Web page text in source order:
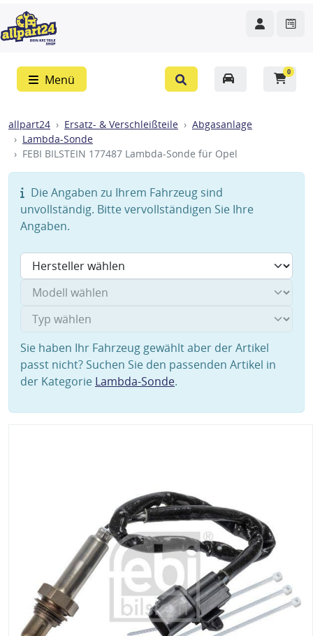
Menü
0
allpart24 Ersatz- & Verschleißteile
Abgasanlage
Lambda-Sonde
FEBI BILSTEIN 177487 Lambda-Sonde für Opel
Die Angaben zu Ihrem Fahrzeug sind
unvollständig. Bitte vervollständigen Sie Ihre
Angaben.
Sie haben Ihr Fahrzeug gewählt aber der Artikel
passt nicht? Suchen Sie den passenden Artikel in
der Kategorie Lambda-Sonde.